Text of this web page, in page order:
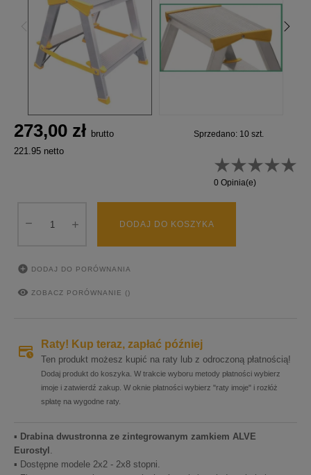
273,00 zł brutto
221.95 netto
Sprzedano: 10 szt.
0 Opinia(e)
DODAJ DO KOSZYKA
 DODAJ DO PORÓWNANIA
 ZOBACZ PORÓWNANIE ()
Raty! Kup teraz, zapłać później
Ten produkt możesz kupić na raty lub z odroczoną płatnością!
Dodaj produkt do koszyka. W trakcie wyboru metody płatności wybierz
imoje i zatwierdź zakup. W oknie płatności wybierz "raty imoje" i rozłóż
spłatę na wygodne raty.
▪ Drabina dwustronna ze zintegrowanym zamkiem ALVE
Eurostyl .
▪ Dostępne modele 2x2 - 2x8 stopni.